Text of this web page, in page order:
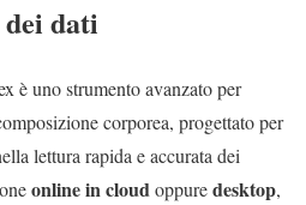
dati
è uno strumento avanzato per
corporea, progettato per
lettura rapida e accurata dei
online in cloudoppuredesktop,